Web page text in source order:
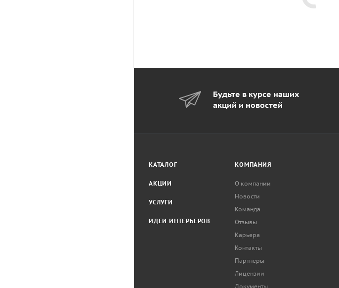
Будьте в курсе наших
акций и новостей
КАТАЛОГ
АКЦИИ
УСЛУГИ
ИДЕИ ИНТЕРЬЕРОВ
КОМПАНИЯ
О компании
Новости
Команда
Отзывы
Карьера
Контакты
Партнеры
Лицензии
Документы